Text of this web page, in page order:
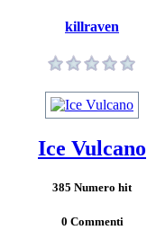
killraven
Ice Vulcano
385 Numero hit
0 Commenti